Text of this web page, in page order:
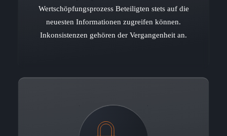
Wertschöpfungsprozess Beteiligten stets auf die
neuesten Informationen zugreifen können.
Inkonsistenzen gehören der Vergangenheit an.